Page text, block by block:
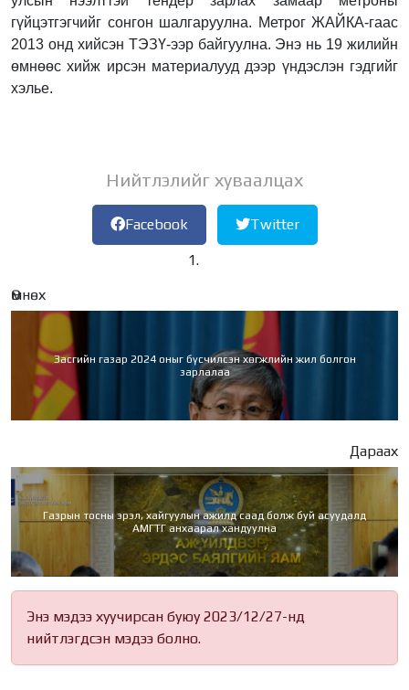
гүйцэтгэгчийг сонгон шалгаруулна. Метрог ЖАЙКА-гаас
2013 онд хийсэн ТЭЗҮ-ээр байгуулна. Энэ нь 19 жилийн
өмнөөс хийж ирсэн материалууд дээр үндэслэн гэдгийг
хэлье.
Нийтлэлийг хуваалцах
Facebook Twitter
Өмнөх
Засгийн газар 2024 оныг бүсчилсэн хөгжлийн жил болгон
зарлалаа
Дараах
Газрын тосны эрэл, хайгуулын ажилд саад болж буй асуудалд
АМГТГ анхаарал хандуулна
Энэ мэдээ хуучирсан буюу 2023/12/27-нд
нийтлэгдсэн мэдээ болно.